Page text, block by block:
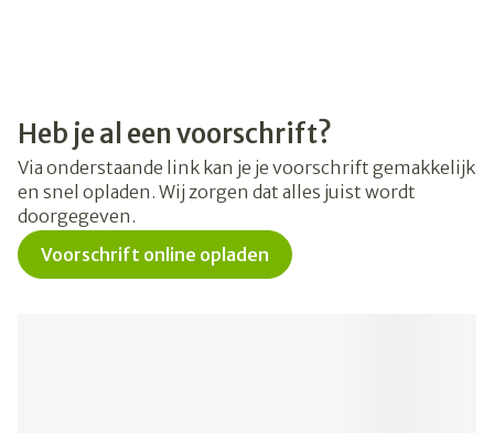
Heb je al een voorschrift?
Via onderstaande link kan je je voorschrift gemakkelijk
en snel opladen. Wij zorgen dat alles juist wordt
doorgegeven.
Voorschrift online opladen